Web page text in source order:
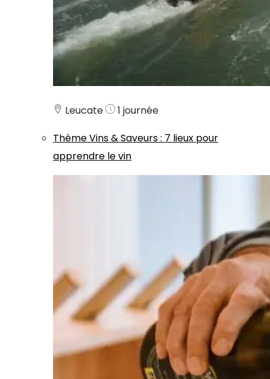
Leucate
1 journée
ThèmeVins & Saveurs: 7 lieux pour
apprendre le vin